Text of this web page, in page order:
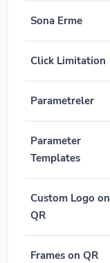
Sona Erme
Click Limitation
Parametreler
Parameter
Templates
Custom Logo on
QR
Frames on QR